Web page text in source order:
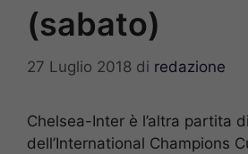
(sabato)
27 Luglio 2018 di redazione
Chelsea-Inter è l’altra partita
dell’International Champions